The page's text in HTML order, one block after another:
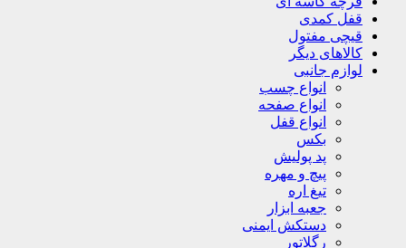
قفل کمدی
قیچی مفتول
کالاهای دیگر
لوازم جانبی
انواع چسب
انواع صفحه
انواع قفل
بکس
پد پولیش
پیچ و مهره
تیغ اره
جعبه ابزار
دستکش ایمنی
رگلاتور